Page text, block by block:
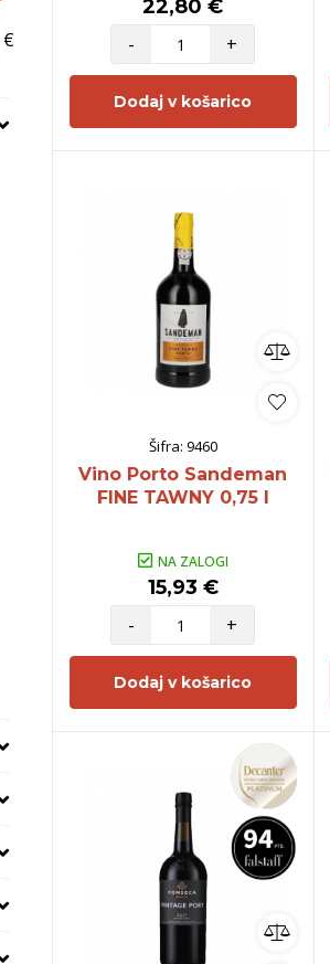
€
22,80 €
-
+
Dodaj v košarico
Šifra: 9460
Vino Porto Sandeman
FINE TAWNY 0,75 l
NA ZALOGI
15,93 €
-
+
Dodaj v košarico